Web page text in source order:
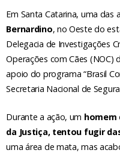
Em Santa Catarina, uma das
Bernardino, no Oeste do
Delegacia de Investigações
Operações com Cães (NOC)
apoio do programa “Brasil
Secretaria Nacional de
Durante a ação, um homem
da Justiça, tentou fugir
uma área de mata, mas